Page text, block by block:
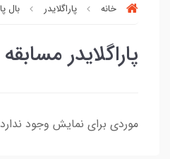
خانه پاراگلایدر بال
پاراگلایدر
موردی برای نمایش وجود